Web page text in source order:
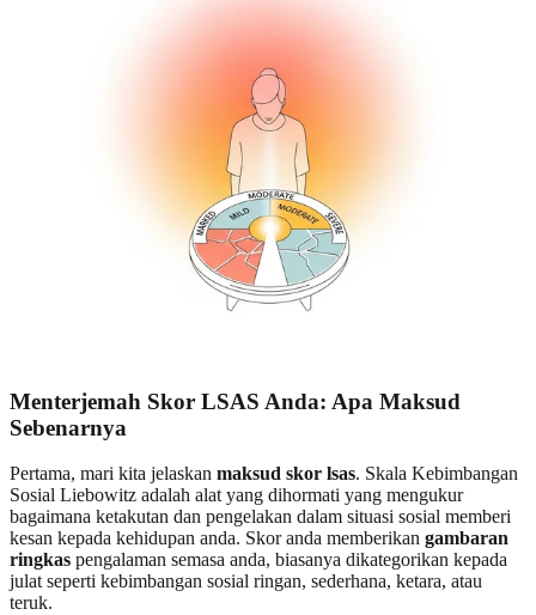
Menterjemah Skor LSAS Anda: Apa Maksud
Sebenarnya
Pertama, mari kita jelaskan maksud skor lsas. Skala Kebimbangan
Sosial Liebowitz adalah alat yang dihormati yang mengukur
bagaimana ketakutan dan pengelakan dalam situasi sosial memberi
kesan kepada kehidupan anda. Skor anda memberikan gambaran
ringkas pengalaman semasa anda, biasanya dikategorikan kepada
julat seperti kebimbangan sosial ringan, sederhana, ketara, atau
teruk.